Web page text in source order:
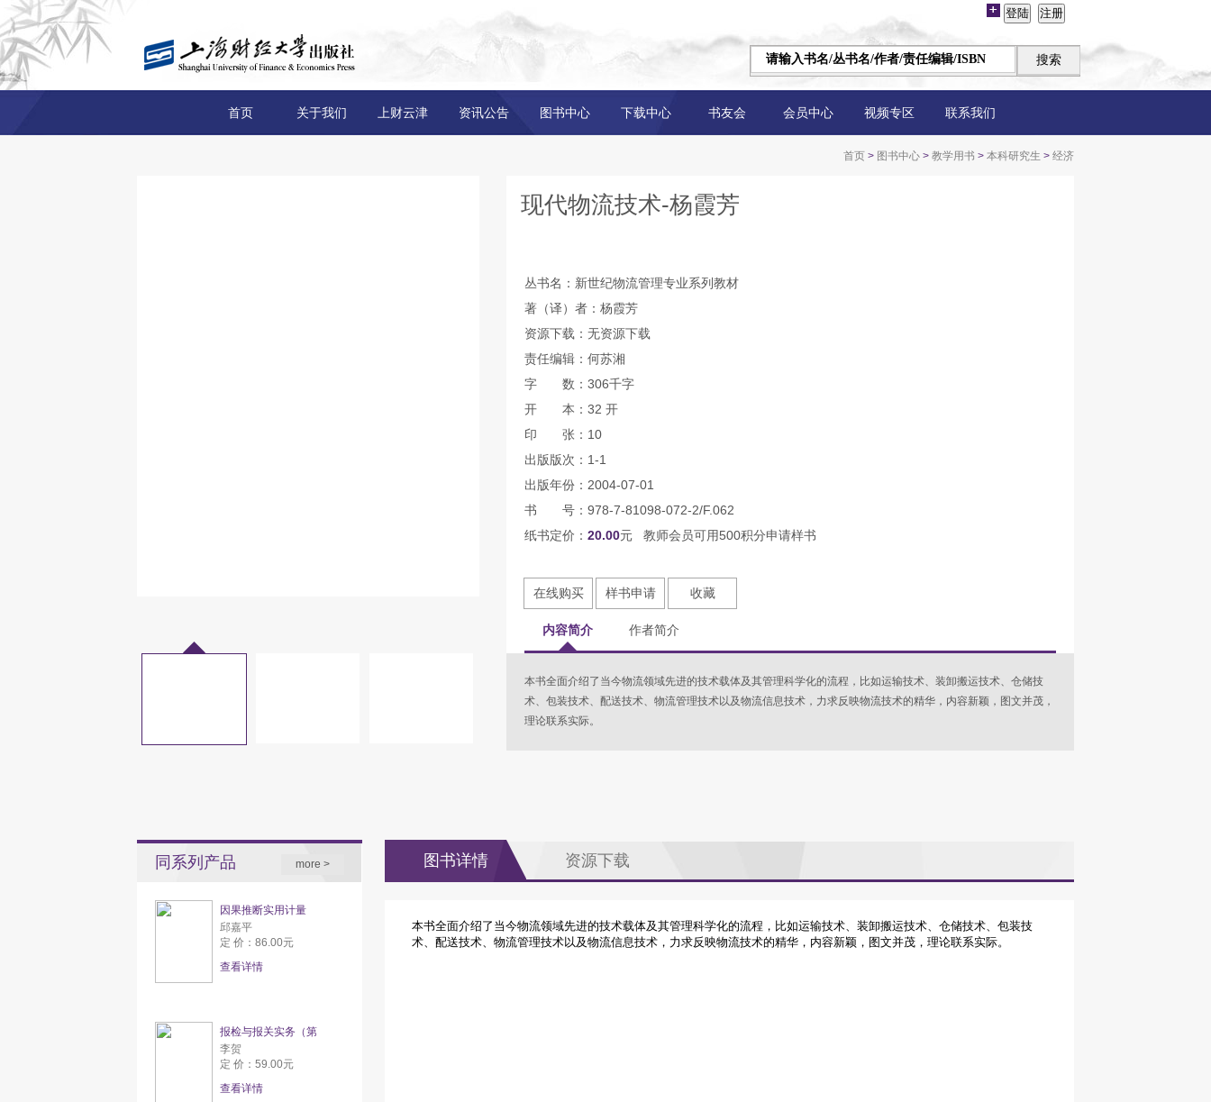
首页 关于我们 上财云津 资讯公告 图书中心 下载中心 书友会 会员中心 视频专区 联系我们
首页 > 图书中心 > 教学用书 > 本科研究生 > 经济
现代物流技术-杨霞芳
丛书名：新世纪物流管理专业系列教材
著（译）者：杨霞芳
资源下载：无资源下载
责任编辑：何苏湘
字 数：306千字
开 本：32 开
印 张：10
出版版次：1-1
出版年份：2004-07-01
书 号：978-7-81098-072-2/F.062
纸书定价： 20.00元 教师会员可用500积分申请样书
在线购买 样书申请 收藏
内容简介 作者简介
本书全面介绍了当今物流领域先进的技术载体及其管理科学化的流程，比如运输技术、装卸搬运技术、仓储技
术、包装技术、配送技术、物流管理技术以及物流信息技术，力求反映物流技术的精华，内容新颖，图文并茂，
理论联系实际。
同系列产品 more >
因果推断实用计量
邱嘉平
定 价：86.00元
查看详情
报检与报关实务（第
李贺
定 价：59.00元
查看详情
图书详情 资源下载
本书全面介绍了当今物流领域先进的技术载体及其管理科学化的流程，比如运输技术、装卸搬运技术、仓储技术、包装技
术、配送技术、物流管理技术以及物流信息技术，力求反映物流技术的精华，内容新颖，图文并茂，理论联系实际。